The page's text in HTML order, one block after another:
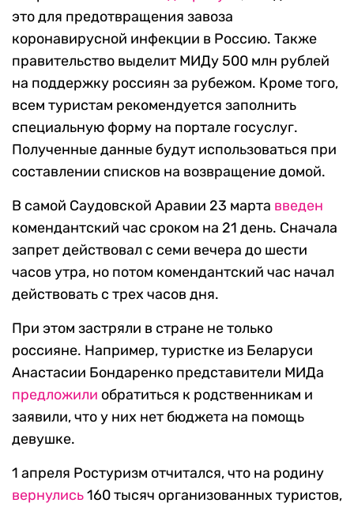
это для предотвращения завоза
коронавирусной инфекции в Россию. Также
правительство выделит МИДу 500 млн рублей
на поддержку россиян за рубежом. Кроме того,
всем туристам рекомендуется заполнить
специальную форму на портале госуслуг.
Полученные данные будут использоваться при
составлении списков на возвращение домой.
В самой Саудовской Аравии 23 марта введен
комендантский час сроком на 21 день. Сначала
запрет действовал с семи вечера до шести
часов утра, но потом комендантский час начал
действовать с трех часов дня.
При этом застряли в стране не только
россияне. Например, туристке из Беларуси
Анастасии Бондаренко представители МИДа
предложили обратиться к родственникам и
заявили, что у них нет бюджета на помощь
девушке.
1 апреля Ростуризм отчитался, что на родину
вернулись160 тысяч организованных туристов,